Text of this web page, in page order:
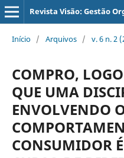
Revista Visão: Gestão
Início / Arquivos / v. 6 n. 2
COMPRO,
QUE UMA
ENVOLVENDO
CONSUMIDOR